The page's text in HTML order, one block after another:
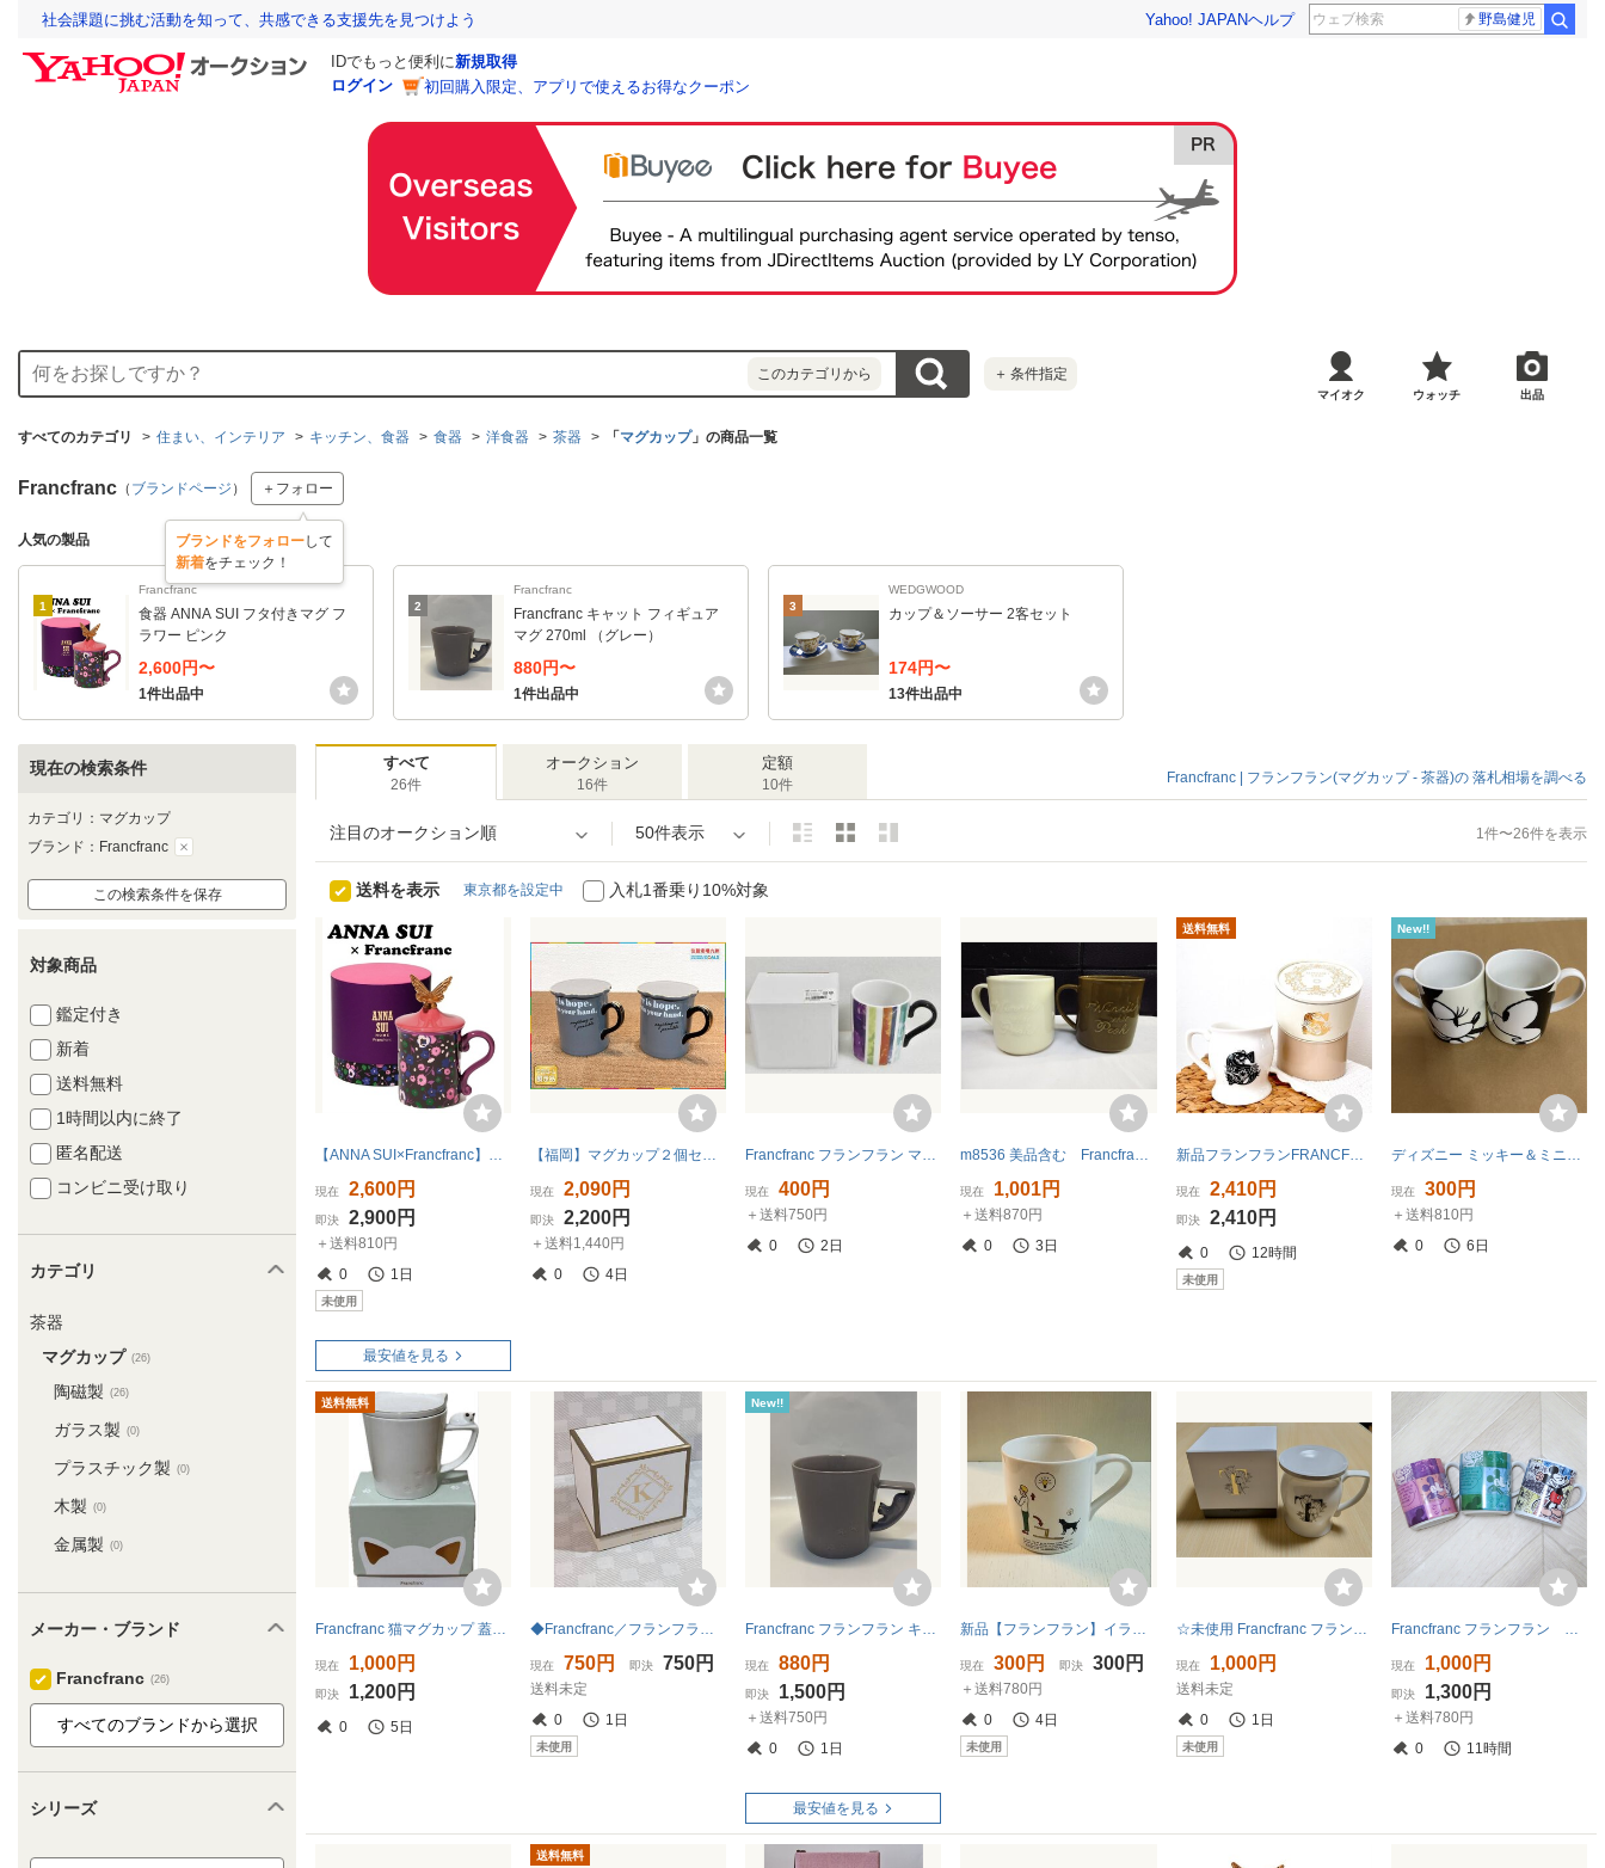
社会課題に挑む活動を知って、共感できる支援先を見つけよう Yahoo! JAPANヘルプ 野島健児
IDでもっと便利に新規取得
ログイン
初回購入限定、アプリで使えるお得なクーポン
このカテゴリから ＋ 条件指定
マイオク ウォッチ 出品
すべてのカテゴリ 住まい、インテリア キッチン、食器 食器 洋食器 茶器 「 マグカップ」の商品一覧
Francfranc （ ブランドページ ） ＋フォロー
ブランドをフォローして
新着をチェック！
人気の製品
1
Francfranc
食器 ANNA SUI フタ付きマグ フ
ラワー ピンク
2,600円〜
1件出品中
2
Francfranc
Francfranc キャット フィギュア
マグ 270ml （グレー）
880円〜
1件出品中
3
WEDGWOOD
カップ＆ソーサー 2客セット
174円〜
13件出品中
現在の検索条件
カテゴリ：マグカップ
ブランド：Francfranc
この検索条件を保存
対象商品
鑑定付き
新着
送料無料
1時間以内に終了
匿名配送
コンビニ受け取り
カテゴリ
茶器
マグカップ (26)
陶磁製 (26)
ガラス製 (0)
プラスチック製 (0)
木製 (0)
金属製 (0)
メーカー・ブランド
Francfranc (26)
シリーズ
すべて
26件
オークション
16件
定額
10件 Francfranc | フランフラン(マグカップ - 茶器)の 落札相場を調べる
注目のオークション順 50件表示 1件〜26件を表示
送料を表示 東京都を設定中 入札1番乗り10%対象
【ANNA SUI×Francfranc】（NO.5155）アナスイ フランフラン フタ付きマグ フラワー 化粧箱付き ピンク 未使用
現在 2,600円
即決 2,900円
＋送料810円
0
1日
未使用
最安値を見る
【福岡】マグカップ２個セット◆蓋付き◆フランフラン◆ストレーナーマグ◆W110（把手含む）H100 D90◆モデルR展示品◆CR1287_Kh
現在 2,090円
即決 2,200円
＋送料1,440円
0
4日
Francfranc フランフラン マルチストライプ マグカップ 未使用
現在 400円
＋送料750円
0
2日
m8536 美品含む Francfranc ディスニー クマのプーさん マグカップ2点まとめて セット ブラウン/アイボリー フランフラン Disney
現在 1,001円
＋送料870円
0
3日
送料無料
新品フランフランFRANCFRANCアルファベット誕生日マグカップ名前イニシャルS箱入り陶磁製シャビーシック黒ブラック白ホワイト洋食器コップ
現在 2,410円
即決 2,410円
0 12時間
未使用
New!!
ディズニー ミッキー＆ミニー ペアマグカップ モノトーン 2個セット Francfranc
現在 300円
＋送料810円
0
6日
送料無料
Francfranc 猫マグカップ 蓋付 ホワイト
現在 1,000円
即決 1,200円
0 5日
◆Francfranc／フランフラン イニシャルマグカップ ｋ コーヒカップ◆◇T-7
現在 750円 即決 750円
送料未定
0
1日
未使用
New!!
Francfranc フランフラン キャット フィギュア マグカップ グレー 猫 陶器製
現在 880円
即決 1,500円
＋送料750円
0
1日
最安値を見る
新品【フランフラン】イラスト マグカップ コーヒーカップ ホワイト 陶器 Francfranc ELECTRONICS
現在 300円 即決 300円
＋送料780円
0
4日
未使用
☆未使用 Francfranc フランフラン イニシャルマグカップ フラワーT 陶器 ☆
現在 1,000円
送料未定
0
1日
未使用
Francfranc フランフラン ミッキー＆ミニー マグカップ YAXELL ヤクセル ミッキーマウス マグカップ 3個セット ディズニー Disney
現在 1,000円
即決 1,300円
＋送料780円
0
11時間
送料無料